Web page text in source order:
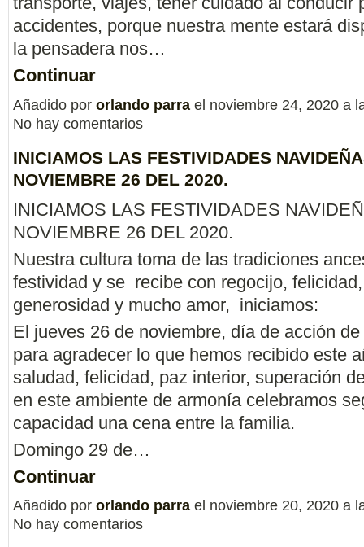
accidentes, porque nuestra mente estará
la pensadera nos…
Continuar
Añadido por orlando parra el noviembre 24, 2020 a
No hay comentarios
INICIAMOS LAS FESTIVIDADES
NOVIEMBRE 26 DEL 2020.
INICIAMOS LAS FESTIVIDADES
NOVIEMBRE 26 DEL 2020.
Nuestra cultura toma de las tradiciones
festividad y se recibe con regocijo, felicidad,
generosidad y mucho amor, iniciamos:
El jueves 26 de noviembre, día de acción
para agradecer lo que hemos recibido este
saludad, felicidad, paz interior, superación
en este ambiente de armonía celebramos
capacidad una cena entre la familia.
Domingo 29 de…
Continuar
Añadido por orlando parra el noviembre 20, 2020 a
No hay comentarios